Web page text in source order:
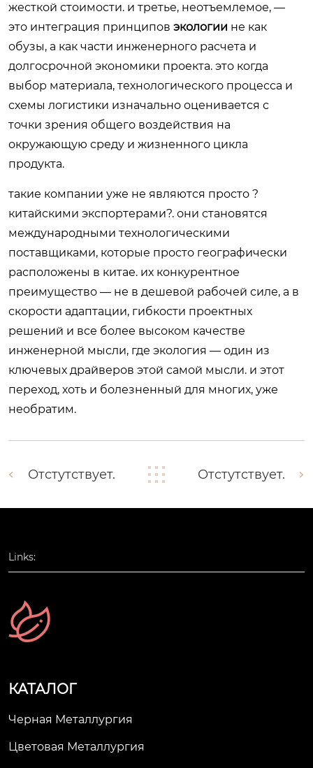
жесткой стоимости. и третье, неотъемлемое, —
это интеграция принципов экологии не как
обузы, а как части инженерного расчета и
долгосрочной экономики проекта. это когда
выбор материала, технологического процесса и
схемы логистики изначально оценивается с
точки зрения общего воздействия на
окружающую среду и жизненного цикла
продукта.
такие компании уже не являются просто ?
китайскими экспортерами?. они становятся
международными технологическими
поставщиками, которые просто географически
расположены в китае. их конкурентное
преимущество — не в дешевой рабочей силе, а в
скорости адаптации, гибкости проектных
решений и все более высоком качестве
инженерной мысли, где экология — один из
ключевых драйверов этой самой мысли. и этот
переход, хоть и болезненный для многих, уже
необратим.
Отстутствует. Отстутствует.
Links:
КАТАЛОГ
Черная Металлургия
Цветовая Металлургия